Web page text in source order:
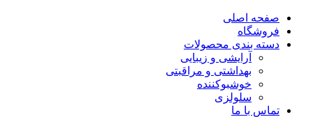
صفحه اصلی
فروشگاه
دسته بندی محصولات
آرایشی و زیبایی
بهداشتی و مراقبتی
خوشبوکننده
سلولزی
تماس با ما